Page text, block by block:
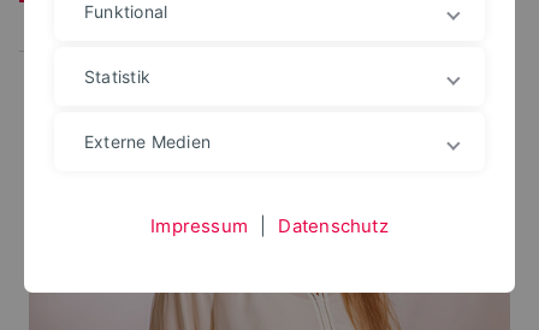
Prüfungsausschussvorsitzende
Funktional
Statistik
Externe Medien
Impressum Datenschutz